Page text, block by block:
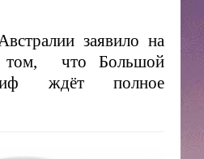
заявило на
том, что Большой
ждёт полное